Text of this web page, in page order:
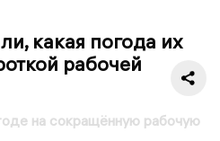
какая погода их
рабочей
на сокращённую рабочую